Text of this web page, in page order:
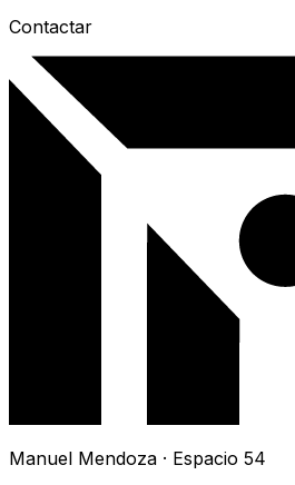
Contactar
Manuel Mendoza · Espacio 54